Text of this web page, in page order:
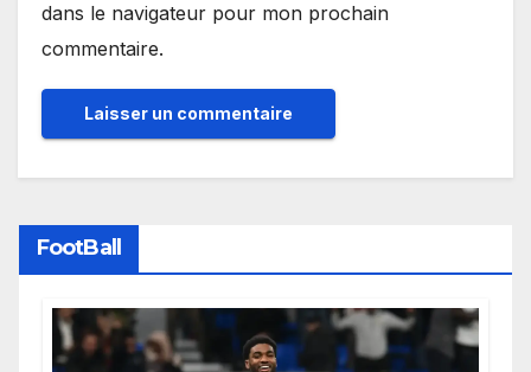
dans le navigateur pour mon prochain
commentaire.
FootBall